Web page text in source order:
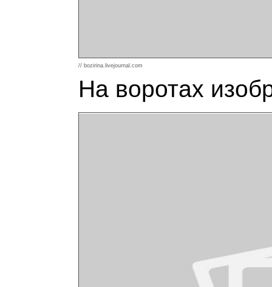
// bozirina.livejournal.com
На воротах